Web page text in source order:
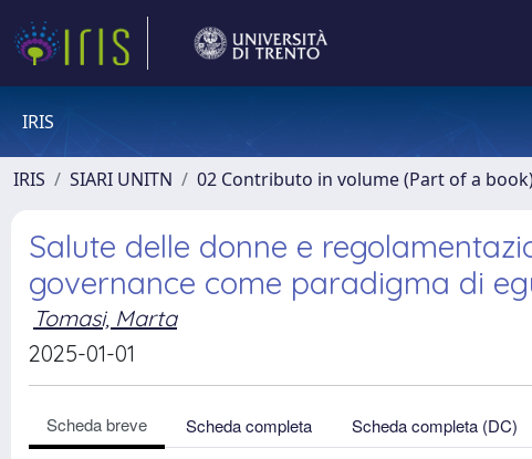
IRIS
IRIS SIARI UNITN 02 Contributo in volume (Part of a
Salute delle donne e
governance come paradigma di
Tomasi, Marta
2025-01-01
Scheda breve Scheda completa Scheda completa (DC)